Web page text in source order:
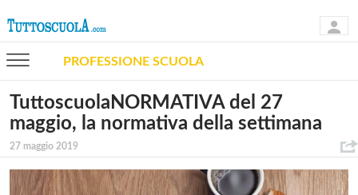
PROFESSIONE SCUOLA
TuttoscuolaNORMATIVA del 27
maggio, la normativa della settimana
27 maggio 2019